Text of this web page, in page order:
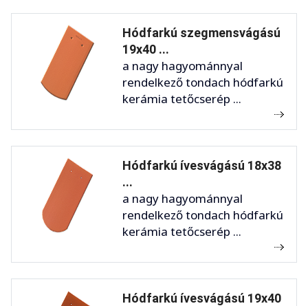
Hódfarkú szegmensvágású
19x40 ...
a nagy hagyománnyal
rendelkező tondach hódfarkú
kerámia tetőcserép ...
Hódfarkú ívesvágású 18x38
...
a nagy hagyománnyal
rendelkező tondach hódfarkú
kerámia tetőcserép ...
Hódfarkú ívesvágású 19x40